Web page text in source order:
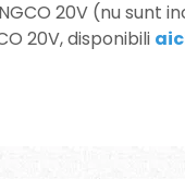
20V (nu sunt
20V, disponibili